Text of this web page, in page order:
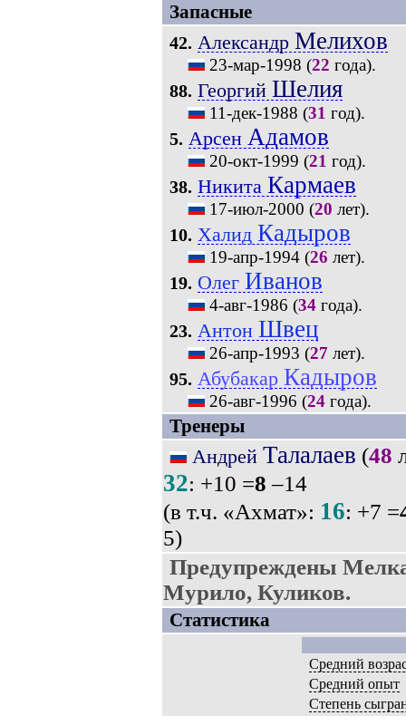
Запасные
42. Александр Мелихов
23-мар-1998 (22 года).
88. Георгий Шелия
11-дек-1988 (31 год).
5. Арсен Адамов
20-окт-1999 (21 год).
38. Никита Кармаев
17-июл-2000 (20 лет).
10. Халид Кадыров
19-апр-1994(26 лет).
19. Олег Иванов
4-авг-1986 (34года).
23. Антон Швец
26-апр-1993 (27 лет).
95. Абубакар Кадыров
26-авг-1996 (24года).
Тренеры
Андрей Талалаев (48
32: +10 =8 –14
(в т.ч. «Ахмат»: 16: +7 =
5)
Предупреждены
Мурило, Куликов.
Статистика
Средний
Средний опыт
Степень